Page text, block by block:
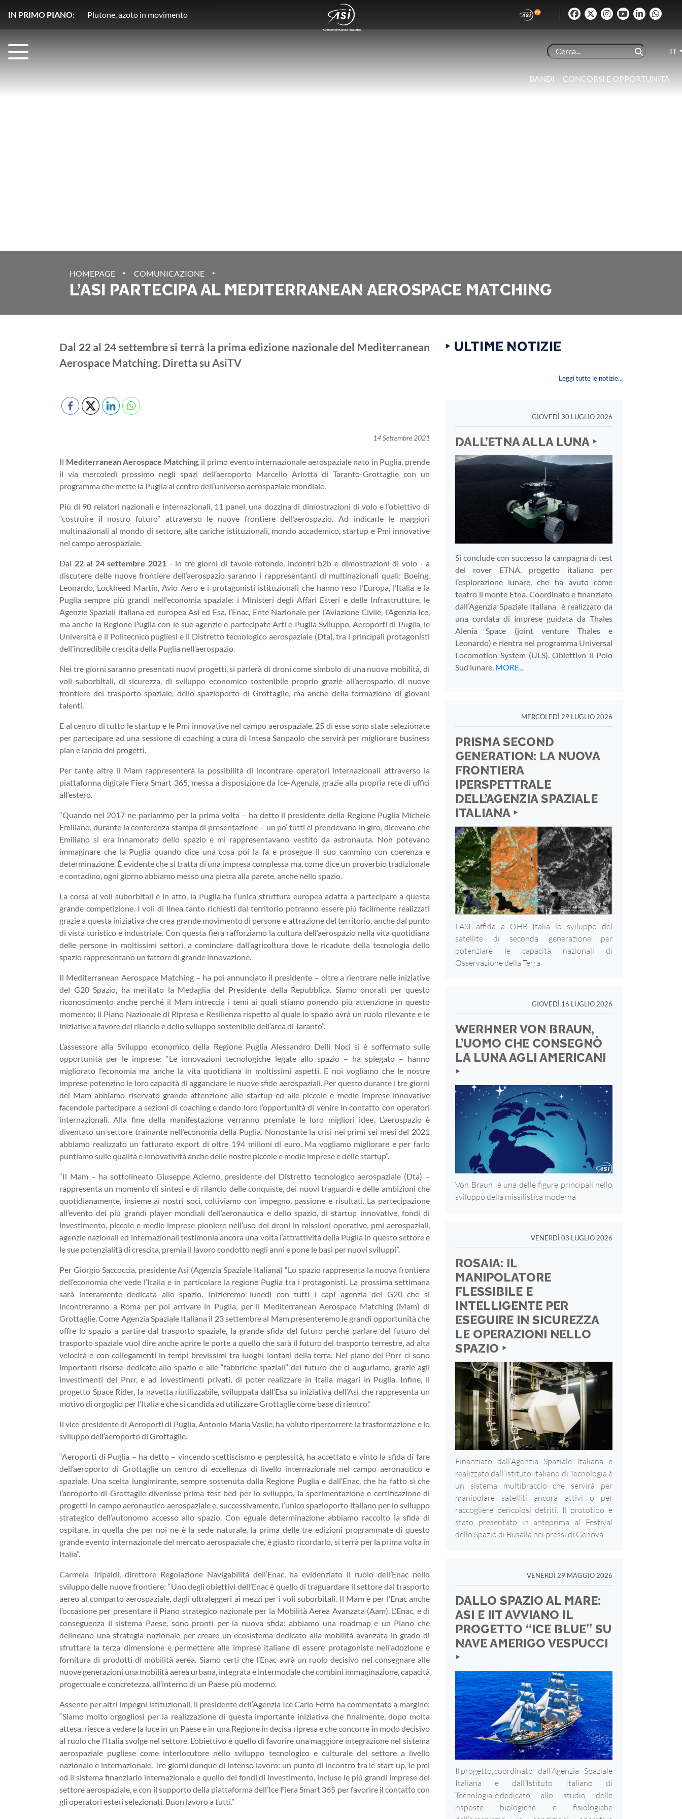
IN PRIMO PIANO: Un ‘visitatore invadente’ per la Luna
IT
BANDI CONCORSI E OPPORTUNITÀ
HOMEPAGE ‣ COMUNICAZIONE ‣
L’ASI PARTECIPA AL MEDITERRANEAN AEROSPACE MATCHING
Dal 22 al 24 settembre si terrà la prima edizione nazionale del Mediterranean
Aerospace Matching. Diretta su AsiTV
14 Settembre 2021
Il Mediterranean Aerospace Matching, il primo evento internazionale aerospaziale nato in Puglia, prende
il via mercoledì prossimo negli spazi dell’aeroporto Marcello Arlotta di Taranto-Grottaglie con un
programma che mette la Puglia al centro dell’universo aerospaziale mondiale.
Più di 90 relatori nazionali e internazionali, 11 panel, una dozzina di dimostrazioni di volo e l’obiettivo di
“costruire il nostro futuro” attraverso le nuove frontiere dell’aerospazio. Ad indicarle le maggiori
multinazionali al mondo di settore, alte cariche istituzionali, mondo accademico, startup e Pmi innovative
nel campo aerospaziale.
Dal 22 al 24 settembre 2021 - in tre giorni di tavole rotonde, incontri b2b e dimostrazioni di volo - a
discutere delle nuove frontiere dell’aerospazio saranno i rappresentanti di multinazionali quali: Boeing,
Leonardo, Lockheed Martin, Avio Aero e i protagonisti istituzionali che hanno reso l’Europa, l’Italia e la
Puglia sempre più grandi nell’economia spaziale: i Ministeri degli Affari Esteri e delle Infrastrutture, le
Agenzie Spaziali italiana ed europea Asi ed Esa, l’Enac, Ente Nazionale per l’Aviazione Civile, l’Agenzia Ice,
ma anche la Regione Puglia con le sue agenzie e partecipate Arti e Puglia Sviluppo, Aeroporti di Puglia, le
Università e il Politecnico pugliesi e il Distretto tecnologico aerospaziale (Dta), tra i principali protagonisti
dell’incredibile crescita della Puglia nell’aerospazio.
Nei tre giorni saranno presentati nuovi progetti, si parlerà di droni come simbolo di una nuova mobilità, di
voli suborbitali, di sicurezza, di sviluppo economico sostenibile proprio grazie all’aerospazio, di nuove
frontiere del trasporto spaziale, dello spazioporto di Grottaglie, ma anche della formazione di giovani
talenti.
E al centro di tutto le startup e le Pmi innovative nel campo aerospaziale, 25 di esse sono state selezionate
per partecipare ad una sessione di coaching a cura di Intesa Sanpaolo che servirà per migliorare business
plan e lancio dei progetti.
Per tante altre il Mam rappresenterà la possibilità di incontrare operatori internazionali attraverso la
piattaforma digitale Fiera Smart 365, messa a disposizione da Ice-Agenzia, grazie alla propria rete di uffici
all’estero.
“Quando nel 2017 ne parlammo per la prima volta – ha detto il presidente della Regione Puglia Michele
Emiliano, durante la conferenza stampa di presentazione – un po’ tutti ci prendevano in giro, dicevano che
Emiliano si era innamorato dello spazio e mi rappresentavano vestito da astronauta. Non potevano
immaginare che la Puglia quando dice una cosa poi la fa e prosegue il suo cammino con coerenza e
determinazione. È evidente che si tratta di una impresa complessa ma, come dice un proverbio tradizionale
e contadino, ogni giorno abbiamo messo una pietra alla parete, anche nello spazio.
La corsa ai voli suborbitali è in atto, la Puglia ha l’unica struttura europea adatta a partecipare a questa
grande competizione. I voli di linea tanto richiesti dal territorio potranno essere più facilmente realizzati
grazie a questa iniziativa che crea grande movimento di persone e attrazione del territorio, anche dal punto
di vista turistico e industriale. Con questa fiera rafforziamo la cultura dell’aerospazio nella vita quotidiana
delle persone in moltissimi settori, a cominciare dall’agricoltura dove le ricadute della tecnologia dello
spazio rappresentano un fattore di grande innovazione.
Il Mediterranean Aerospace Matching – ha poi annunciato il presidente – oltre a rientrare nelle iniziative
del G20 Spazio, ha meritato la Medaglia del Presidente della Repubblica. Siamo onorati per questo
riconoscimento anche perché il Mam intreccia i temi ai quali stiamo ponendo più attenzione in questo
momento: il Piano Nazionale di Ripresa e Resilienza rispetto al quale lo spazio avrà un ruolo rilevante e le
iniziative a favore del rilancio e dello sviluppo sostenibile dell’area di Taranto”.
L’assessore alla Sviluppo economico della Regione Puglia Alessandro Delli Noci si è soffermato sulle
opportunità per le imprese: “Le innovazioni tecnologiche legate allo spazio – ha spiegato – hanno
migliorato l’economia ma anche la vita quotidiana in moltissimi aspetti. E noi vogliamo che le nostre
imprese potenzino le loro capacità di agganciare le nuove sfide aerospaziali. Per questo durante i tre giorni
del Mam abbiamo riservato grande attenzione alle startup ed alle piccole e medie imprese innovative
facendole partecipare a sezioni di coaching e dando loro l’opportunità di venire in contatto con operatori
internazionali. Alla fine della manifestazione verranno premiate le loro migliori idee. L’aerospazio è
diventato un settore trainante nell’economia della Puglia. Nonostante la crisi nei primi sei mesi del 2021
abbiamo realizzato un fatturato export di oltre 194 milioni di euro. Ma vogliamo migliorare e per farlo
puntiamo sulle qualità e innovatività anche delle nostre piccole e medie imprese e delle startup”.
“Il Mam – ha sottolineato Giuseppe Acierno, presidente del Distretto tecnologico aerospaziale (Dta) –
rappresenta un momento di sintesi e di rilancio delle conquiste, dei nuovi traguardi e delle ambizioni che
quotidianamente, insieme ai nostri soci, coltiviamo con impegno, passione e risultati. La partecipazione
all’evento dei più grandi player mondiali dell’aeronautica e dello spazio, di startup innovative, fondi di
investimento, piccole e medie imprese pioniere nell’uso dei droni in missioni operative, pmi aerospaziali,
agenzie nazionali ed internazionali testimonia ancora una volta l’attrattività della Puglia in questo settore e
le sue potenzialità di crescita, premia il lavoro condotto negli anni e pone le basi per nuovi sviluppi”.
Per Giorgio Saccoccia, presidente Asi (Agenzia Spaziale Italiana) “Lo spazio rappresenta la nuova frontiera
dell’economia che vede l’Italia e in particolare la regione Puglia tra i protagonisti. La prossima settimana
sarà interamente dedicata allo spazio. Inizieremo lunedì con tutti i capi agenzia del G20 che si
incontreranno a Roma per poi arrivare in Puglia, per il Mediterranean Aerospace Matching (Mam) di
Grottaglie. Come Agenzia Spaziale Italiana il 23 settembre al Mam presenteremo le grandi opportunità che
offre lo spazio a partire dal trasporto spaziale, la grande sfida del futuro perché parlare del futuro del
trasporto spaziale vuol dire anche aprire le porte a quello che sarà il futuro del trasporto terrestre, ad alta
velocità e con collegamenti in tempi brevissimi tra luoghi lontani della terra. Nel piano del Pnrr ci sono
importanti risorse dedicate allo spazio e alle “fabbriche spaziali” del futuro che ci auguriamo, grazie agli
investimenti del Pnrr, e ad investimenti privati, di poter realizzare in Italia magari in Puglia. Infine, il
progetto Space Rider, la navetta riutilizzabile, sviluppata dall’Esa su iniziativa dell’Asi che rappresenta un
motivo di orgoglio per l’Italia e che si candida ad utilizzare Grottaglie come base di rientro.”
Il vice presidente di Aeroporti di Puglia, Antonio Maria Vasile, ha voluto ripercorrere la trasformazione e lo
sviluppo dell’aeroporto di Grottaglie.
“Aeroporti di Puglia – ha detto – vincendo scettiscismo e perplessità, ha accettato e vinto la sfida di fare
dell’aeroporto di Grottaglie un centro di eccellenza di livello internazionale nel campo aeronautico e
spaziale. Una scelta lungimirante, sempre sostenuta dalla Regione Puglia e dall’Enac, che ha fatto sì che
l’aeroporto di Grottaglie divenisse prima test bed per lo sviluppo, la sperimentazione e certificazione di
progetti in campo aeronautico aerospaziale e, successivamente, l’unico spazioporto italiano per lo sviluppo
strategico dell’autonomo accesso allo spazio. Con eguale determinazione abbiamo raccolto la sfida di
ospitare, in quella che per noi ne è la sede naturale, la prima delle tre edizioni programmate di questo
grande evento internazionale del mercato aerospaziale che, è giusto ricordarlo, si terrà per la prima volta in
Italia”.
Carmela Tripaldi, direttore Regolazione Navigabilità dell’Enac, ha evidenziato il ruolo dell’Enac nello
sviluppo delle nuove frontiere: “Uno degli obiettivi dell’Enac è quello di traguardare il settore dal trasporto
aereo al comparto aerospaziale, dagli ultraleggeri ai mezzi per i voli suborbitali. Il Mam è per l’Enac anche
l’occasione per presentare il Piano strategico nazionale per la Mobilità Aerea Avanzata (Aam). L’Enac, e di
conseguenza il sistema Paese, sono pronti per la nuova sfida: abbiamo una roadmap e un Piano che
delineano una strategia nazionale per creare un ecosistema dedicato alla mobilità avanzata in grado di
sfruttare la terza dimensione e permettere alle imprese italiane di essere protagoniste nell'adozione e
fornitura di prodotti di mobilità aerea. Siamo certi che l’Enac avrà un ruolo decisivo nel consegnare alle
nuove generazioni una mobilità aerea urbana, integrata e intermodale che combini immaginazione, capacità
progettuale e concretezza, all’interno di un Paese più moderno.
Assente per altri impegni istituzionali, il presidente dell’Agenzia Ice Carlo Ferro ha commentato a margine:
“Siamo molto orgogliosi per la realizzazione di questa importante iniziativa che finalmente, dopo molta
attesa, riesce a vedere la luce in un Paese e in una Regione in decisa ripresa e che concorre in modo decisivo
al ruolo che l’Italia svolge nel settore. L’obiettivo è quello di favorire una maggiore integrazione nel sistema
aerospaziale pugliese come interlocutore nello sviluppo tecnologico e culturale del settore a livello
nazionale e internazionale. Tre giorni dunque di intenso lavoro: un punto di incontro tra le start up, le pmi
ed il sistema finanziario internazionale e quello dei fondi di investimento, incluse le più grandi imprese del
settore aerospaziale, e con il supporto della piattaforma dell’Ice Fiera Smart 365 per favorire il contatto con
gli operatori esteri selezionati. Buon lavoro a tutti.”
‣ ULTIME NOTIZIE
Leggi tutte le notizie...
GIOVEDÌ 30 LUGLIO 2026
DALL’ETNA ALLA LUNA ‣
Si conclude con successo la campagna di test
del rover ETNA, progetto italiano per
l’esplorazione lunare, che ha avuto come
teatro il monte Etna. Coordinato e finanziato
dall’Agenzia Spaziale Italiana è realizzato da
una cordata di imprese guidata da Thales
Alenia Space (joint venture Thales e
Leonardo) e rientra nel programma Universal
Locomotion System (ULS). Obiettivo il Polo
Sud lunare. MORE...
MERCOLEDÌ 29 LUGLIO 2026
PRISMA SECOND
GENERATION: LA NUOVA
FRONTIERA
IPERSPETTRALE
DELL’AGENZIA SPAZIALE
ITALIANA ‣
L’ASI affida a OHB Italia lo sviluppo del
satellite di seconda generazione per
potenziare le capacità nazionali di
Osservazione della Terra
GIOVEDÌ 16 LUGLIO 2026
WERHNER VON BRAUN,
L’UOMO CHE CONSEGNÒ
LA LUNA AGLI AMERICANI
‣
Von Braun è una delle figure principali nello
sviluppo della missilistica moderna
VENERDÌ 03 LUGLIO 2026
ROSAIA: IL
MANIPOLATORE
FLESSIBILE E
INTELLIGENTE PER
ESEGUIRE IN SICUREZZA
LE OPERAZIONI NELLO
SPAZIO ‣
Finanziato dall’Agenzia Spaziale Italiana e
realizzato dall’Istituto Italiano di Tecnologia è
un sistema multibraccio che servirà per
manipolare satelliti ancora attivi o per
raccogliere pericolosi detriti. Il prototipo è
stato presentato in anteprima al Festival
dello Spazio di Busalla nei pressi di Genova
VENERDÌ 29 MAGGIO 2026
DALLO SPAZIO AL MARE:
ASI E IIT AVVIANO IL
PROGETTO “ICE BLUE” SU
NAVE AMERIGO VESPUCCI
‣
Il progetto, coordinato dall’Agenzia Spaziale
Italiana e dall’Istituto Italiano di
Tecnologia, è dedicato allo studio delle
risposte biologiche e fisiologiche